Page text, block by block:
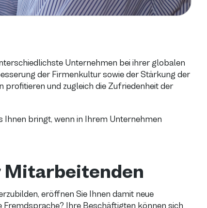
Unternehmen bei ihrer globalen
der Firmenkultur sowie der Stärkung der
und zugleich die Zufriedenheit der
Ihnen bringt, wenn in Ihrem Unternehmen
Mitarbeitenden
eröffnen Sie Ihnen damit neue
Fremdsprache? Ihre Beschäftigten können sich